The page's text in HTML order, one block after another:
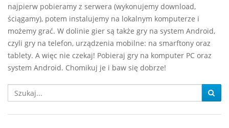
najpierw pobieramy z serwera (wykonujemy download,
ściągamy), potem instalujemy na lokalnym komputerze i
możemy grać. W dolinie gier są także gry na system Android,
czyli gry na telefon, urządzenia mobilne: na smarftony oraz
tablety. A więc nie czekaj! Pobieraj gry na komputer PC oraz
system Android. Chomikuj je i baw się dobrze!